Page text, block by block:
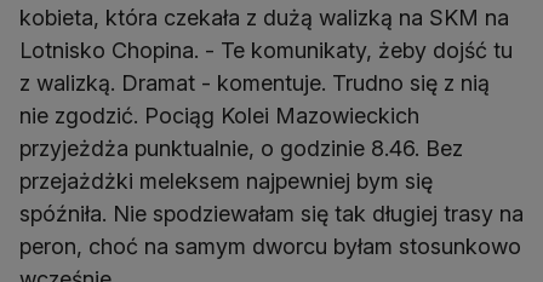
kobieta, która czekała z dużą walizką na SKM na
Lotnisko Chopina. - Te komunikaty, żeby dojść tu
z walizką. Dramat - komentuje. Trudno się z nią
nie zgodzić. Pociąg Kolei Mazowieckich
przyjeżdża punktualnie, o godzinie 8.46. Bez
przejażdżki meleksem najpewniej bym się
spóźniła. Nie spodziewałam się tak długiej trasy na
peron, choć na samym dworcu byłam stosunkowo